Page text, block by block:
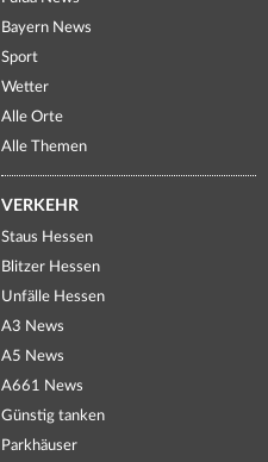
Bayern News
Sport
Wetter
Alle Orte
Alle Themen
VERKEHR
Staus Hessen
Blitzer Hessen
Unfälle Hessen
A3 News
A5 News
A661 News
Günstig tanken
Parkhäuser